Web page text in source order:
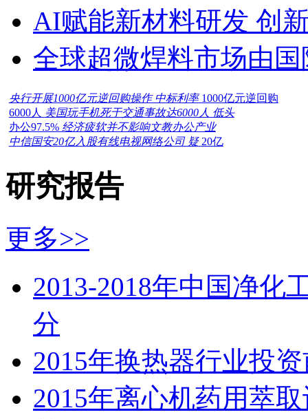
AI赋能新材料研发 创
全球超微焊料市场由
央行开展1000亿元逆回购操作 中标利率 1000亿元逆回购
6000人 美国玩手机死于交通事故达6000人 低头
办公97.5% 经济疲软并不影响文教办公产业
中信国安20亿入股有线电视网络公司 疑 20亿
研究报告
更多>>
2013-2018年中国净化
分
2015年换热器行业投
2015年离心机药用萃